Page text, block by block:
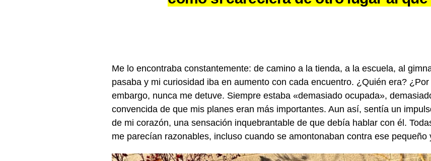
Me lo encontraba constantemente: de camino a la tienda, a la escuela, al
pasaba y mi curiosidad iba en aumento con cada encuentro. ¿Quién era?
embargo, nunca me detuve. Siempre estaba «demasiado ocupada»,
convencida de que mis planes eran más importantes. Aun así, sentía un
de mi corazón, una sensación inquebrantable de que debía hablar con él.
me parecían razonables, incluso cuando se amontonaban contra ese pequeño